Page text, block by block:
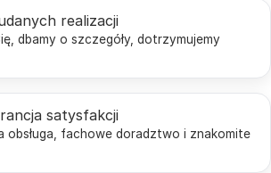
realizacji
dbamy o szczegóły, dotrzymujemy
satysfakcji
obsługa, fachowe doradztwo i znakomite